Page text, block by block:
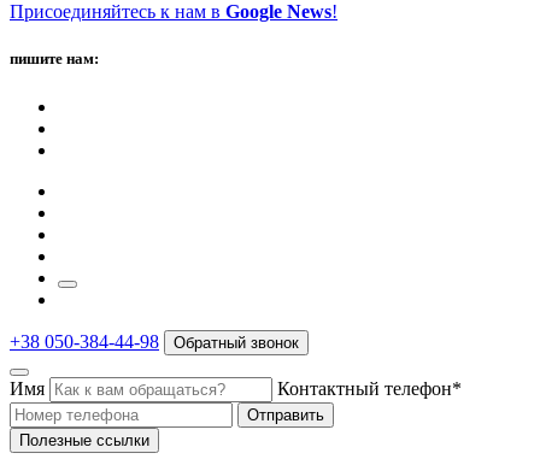
Присоединяйтесь к нам в Google News!
пишите нам:
+38 050-384-44-98 Обратный звонок
Имя Контактный телефон*
Отправить
Полезные ссылки